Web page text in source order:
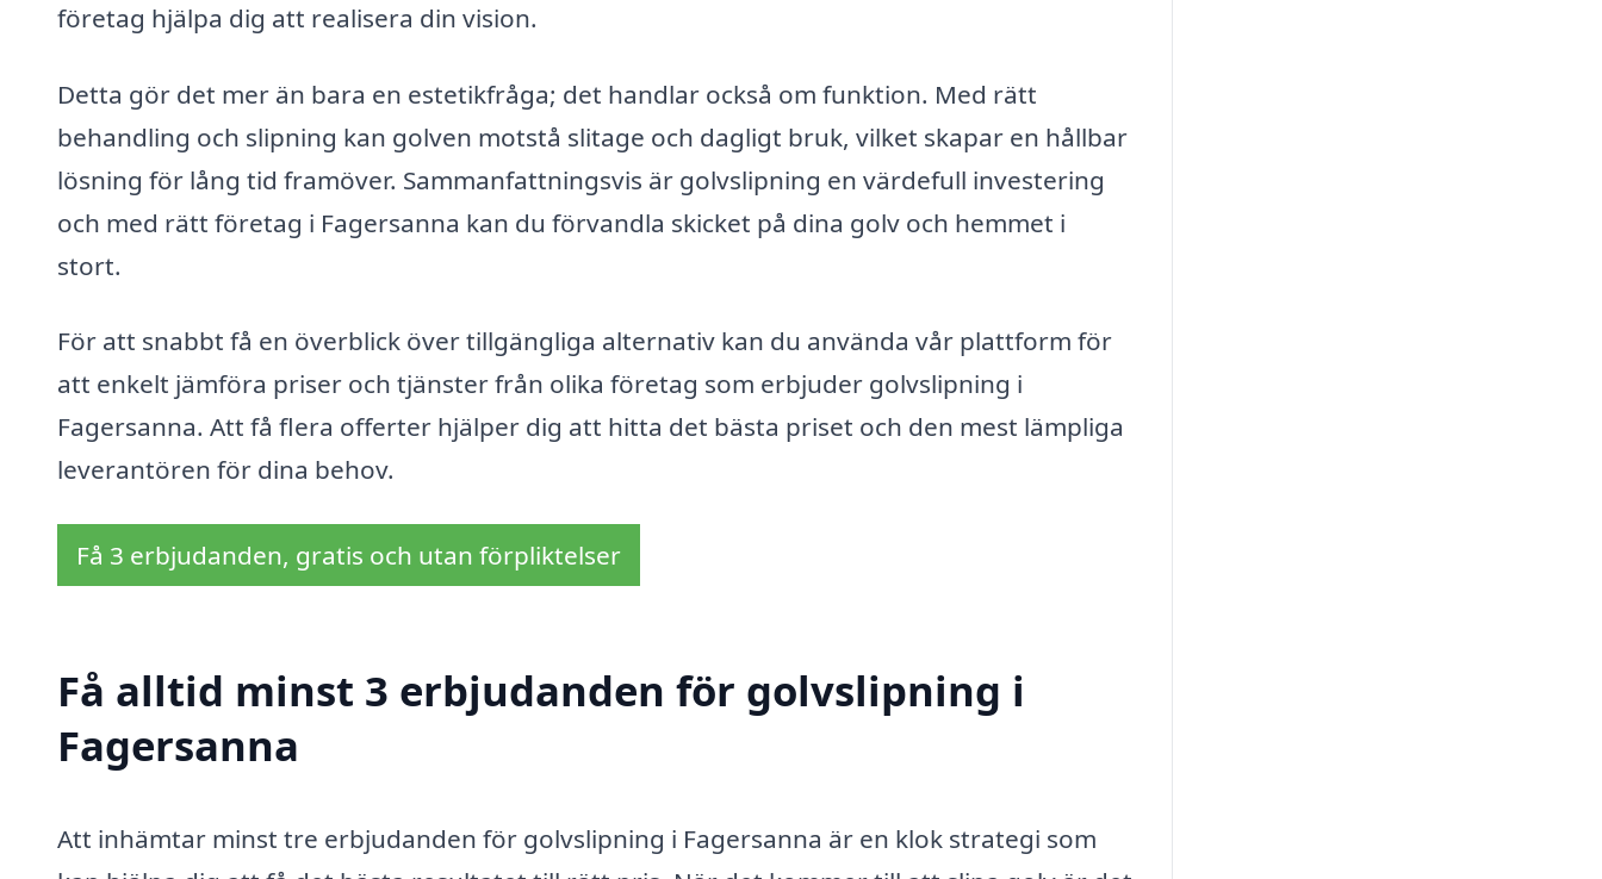
företag hjälpa dig att realisera din vision.
Detta gör det mer än bara en estetikfråga; det handlar också om funktion. Med rätt
behandling och slipning kan golven motstå slitage och dagligt bruk, vilket skapar en hållbar
lösning för lång tid framöver. Sammanfattningsvis är golvslipning en värdefull investering
och med rätt företag i Fagersanna kan du förvandla skicket på dina golv och hemmet i
stort.
För att snabbt få en överblick över tillgängliga alternativ kan du använda vår plattform för
att enkelt jämföra priser och tjänster från olika företag som erbjuder golvslipning i
Fagersanna. Att få flera offerter hjälper dig att hitta det bästa priset och den mest lämpliga
leverantören för dina behov.
Få 3 erbjudanden, gratis och utan förpliktelser
Få alltid minst 3 erbjudanden för golvslipning i
Fagersanna
Att inhämtar minst tre erbjudanden för golvslipning i Fagersanna är en klok strategi som